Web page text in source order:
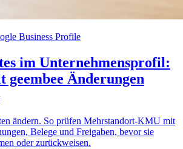
Business Profile
im Unternehmensprofil:
Änderungen
ändern. So prüfen Mehrstandort-KMU mit
Belege und Freigaben, bevor sie
oder zurückweisen.